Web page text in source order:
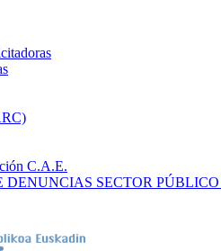
C.A.E.
SECTOR